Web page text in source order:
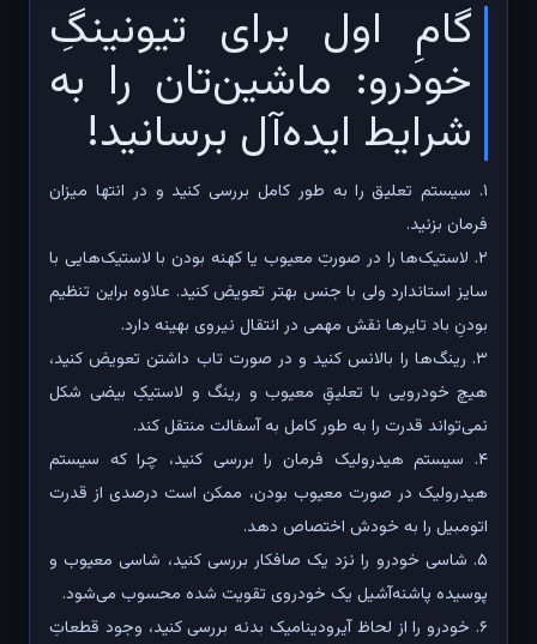
گامِ اول برای تیونینگِ
خودرو: ماشین‌تان را به
شرایط ایده‌آل برسانید!
۱. سیستم تعلیق را به طور کامل بررسی کنید و در انتها میزان
فرمان بزنید.
۲. لاستیک‌ها را در صورتِ معیوب یا کهنه بودن با لاستیک‌هایی با
سایز استاندارد ولی با جنس بهتر تعویض کنید. علاوه براین تنظیم
بودنِ باد تایرها نقش مهمی در انتقال نیروی بهینه دارد.
۳. رینگ‌ها را بالانس کنید و در صورت تاب داشتن تعویض کنید،
هیچ خودرویی با تعلیقِ معیوب و رینگ و لاستیکِ بیضی شکل
نمی‌تواند قدرت را به طور کامل به آسفالت منتقل کند.
۴. سیستم هیدرولیک فرمان را بررسی کنید، چرا که سیستم
هیدرولیک در صورت معیوب بودن، ممکن است درصدی از قدرت
اتومبیل را به خودش اختصاص دهد.
۵. شاسی خودرو را نزد یک صافکار بررسی کنید، شاسی معیوب و
پوسیده پاشنه‌آشیل یک خودروی تقویت شده محسوب می‌شود.
۶. خودرو را از لحاظ آیرودینامیک بدنه بررسی کنید، وجود قطعاتِ